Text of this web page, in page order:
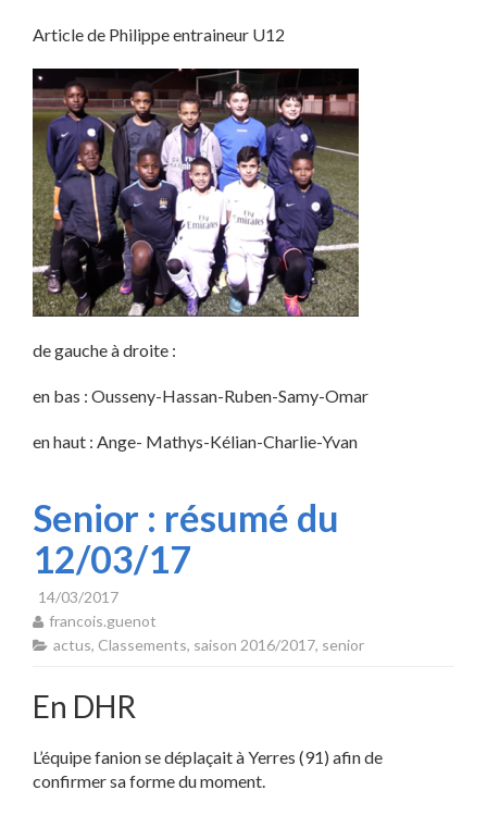
Article de Philippe entraineur U12
de gauche à droite :
en bas : Ousseny-Hassan-Ruben-Samy-Omar
en haut : Ange- Mathys-Kélian-Charlie-Yvan
Senior : résumé du
12/03/17
14/03/2017
francois.guenot
actus, Classements, saison 2016/2017, senior
En DHR
L’équipe fanion se déplaçait à Yerres (91) afin de
confirmer sa forme du moment.